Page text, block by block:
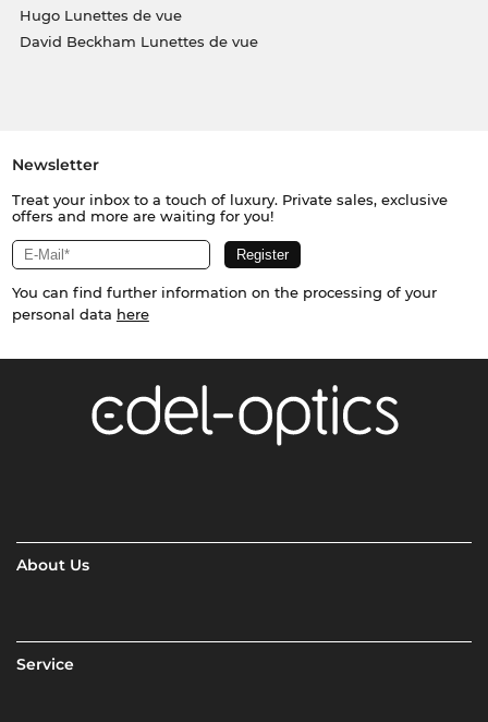
Hugo Lunettes de vue
David Beckham Lunettes de vue
Newsletter
Treat your inbox to a touch of luxury. Private sales, exclusive
offers and more are waiting for you!
You can find further information on the processing of your
personal data here
About Us
Service